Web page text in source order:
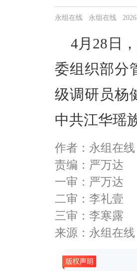
永组在线 永组在线 2026-
4月28日
委组织部分
级调研员杨
中共江华瑶
作者：永组在线
责编：严万达
一审：严万达
二审：李礼壹
三审：李寒露
来源：永组在线